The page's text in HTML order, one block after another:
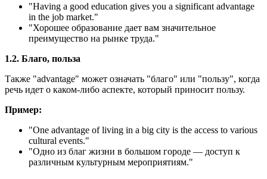
"Having a good education gives you a significant advantage
in the job market."
"Хорошее образование дает вам значительное
преимущество на рынке труда."
1.2. Благо, польза
Также "advantage" может означать "благо" или "пользу", когда
речь идет о каком-либо аспекте, который приносит пользу.
Пример:
"One advantage of living in a big city is the access to various
cultural events."
"Одно из благ жизни в большом городе — доступ к
различным культурным мероприятиям."